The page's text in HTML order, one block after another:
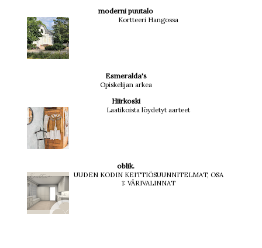
moderni puutalo
Kortteeri Hangossa
Esmeralda's
Opiskelijan arkea
Hiirkoski
Laatikoista löydetyt aarteet
oblik.
UUDEN KODIN KEITTIÖSUUNNITELMAT, OSA
1: VÄRIVALINNAT